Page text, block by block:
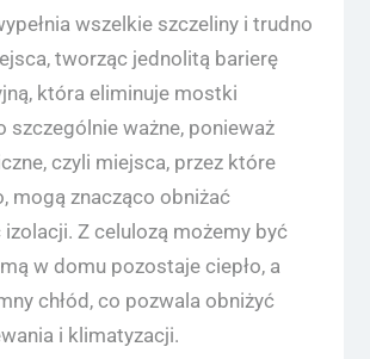
wszelkie szczeliny i trudno
tworząc jednolitą barierę
która eliminuje mostki
szczególnie ważne, ponieważ
czyli miejsca, przez które
mogą znacząco obniżać
Z celulozą możemy być
w domu pozostaje ciepło, a
chłód, co pozwala obniżyć
i klimatyzacji.